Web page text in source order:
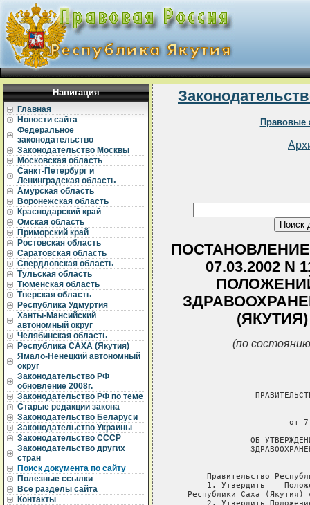
Навигация
Главная
Новости сайта
Федеральное
законодательство
Законодательство Москвы
Московская область
Санкт-Петербург и
Ленинградская область
Амурская область
Воронежская область
Краснодарский край
Омская область
Приморский край
Ростовская область
Саратовская область
Свердловская область
Тульская область
Тюменская область
Тверская область
Республика Удмуртия
Ханты-Мансийский
автономный округ
Челябинская область
Республика САХА (Якутия)
Ямало-Ненецкий автономный
округ
Законодательство РФ
обновление 2008г.
Законодательство РФ по теме
Старые редакции закона
Законодательство Беларуси
Законодательство Украины
Законодательство СССР
Законодательство других
стран
Поиск документа по сайту
Полезные ссылки
Все разделы сайта
Контакты
Правовые
07.03.2002
(по